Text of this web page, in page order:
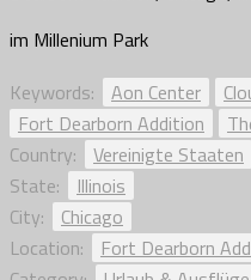
im Millenium Park
Keywords:
Aon Center
Fort Dearborn Addition
Country:
Vereinigte Staaten
State:
Illinois
City:
Chicago
Location:
Fort Dearborn